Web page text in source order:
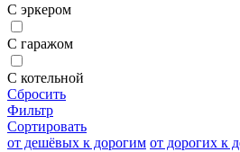
С эркером
С гаражом
С котельной
Сбросить
Фильтр
Сортировать
от дешёвых к дорогим от дорогих к